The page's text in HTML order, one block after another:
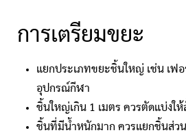
การเตรียมขยะ
แยกประเภทขยะชิ้นใหญ่ เช่น เฟอ
อุปกรณ์กีฬา
ชิ้นใหญ่เกิน 1 เมตร ควรตัดแบ่งให้
ชิ้นที่มีน้ำหนักมาก ควรแยกชิ้นส่วน